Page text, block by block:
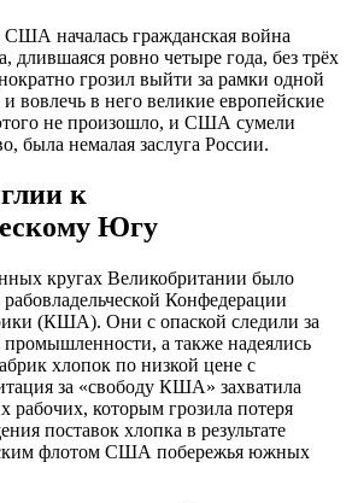
США началась гражданская война
ровно четыре года, без трёх
грозил выйти за рамки одной
вовлечь в него великие европейские
не произошло, и США сумели
была немалая заслуга России.
к
Югу
кругах Великобритании было
Конфедерации
(КША). Они с опаской следили за
промышленности, а также надеялись
хлопок по низкой цене с
за «свободу КША» захватила
рабочих, которым грозила потеря
поставок хлопка в результате
флотом США побережья южных